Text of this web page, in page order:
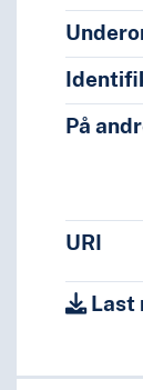
På
URI
Last